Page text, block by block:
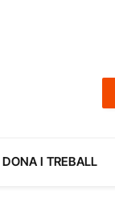
DONA I TREBALL